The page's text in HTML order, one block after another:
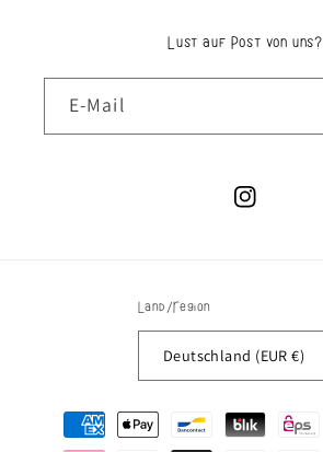
Lust auf Post von uns?
E-Mail
Instagram
Land/Region
Deutschland (EUR €)
Zahlungsmethoden